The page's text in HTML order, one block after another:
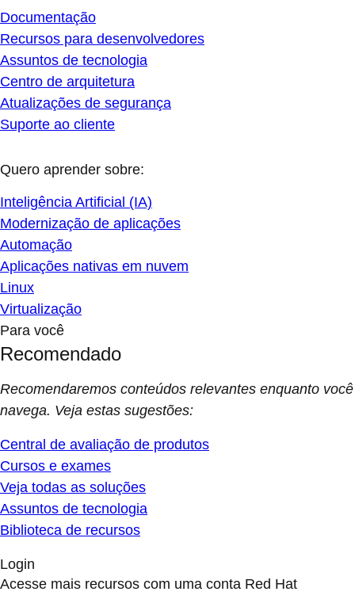
Documentação
Recursos para desenvolvedores
Assuntos de tecnologia
Centro de arquitetura
Atualizações de segurança
Suporte ao cliente
Quero aprender sobre:
Inteligência Artificial (IA)
Modernização de aplicações
Automação
Aplicações nativas em nuvem
Linux
Virtualização
Para você
Recomendado
Recomendaremos conteúdos relevantes enquanto você
navega. Veja estas sugestões:
Central de avaliação de produtos
Cursos e exames
Veja todas as soluções
Assuntos de tecnologia
Biblioteca de recursos
Login
Acesse mais recursos com uma conta Red Hat